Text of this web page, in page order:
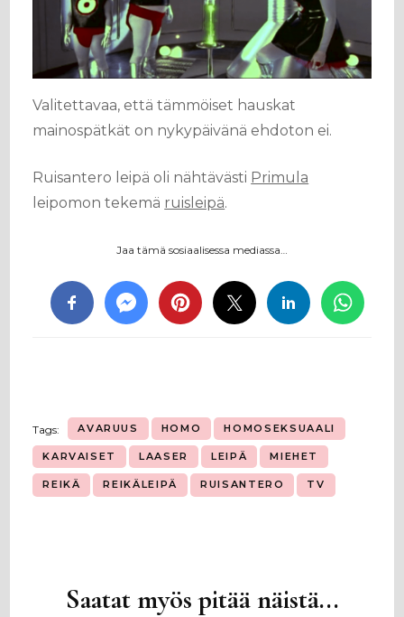
Valitettavaa, että tämmöiset hauskat
mainospätkät on nykypäivänä ehdoton ei.
Ruisantero leipä oli nähtävästi Primula
leipomon tekemä ruisleipä.
Jaa tämä sosiaalisessa mediassa…
Tags: AVARUUS HOMO HOMOSEKSUAALI
KARVAISET LAASER LEIPÄ MIEHET
REIKÄ REIKÄLEIPÄ RUISANTERO TV
Artikkelien
Saatat myös pitää näistä...